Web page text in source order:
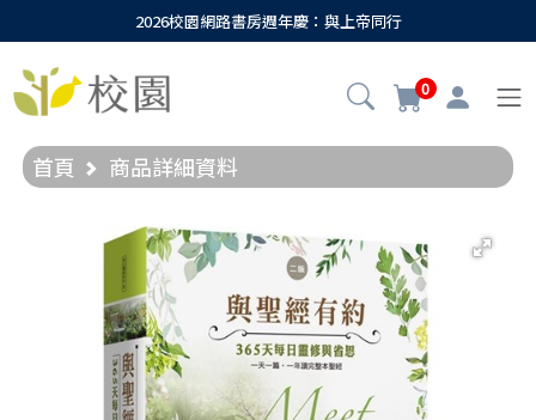
2026校園網路書房週年慶：與上帝同行
0
首頁 商品詳細資料